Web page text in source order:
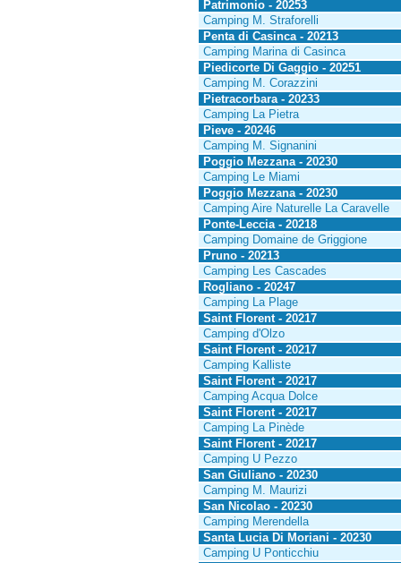
Patrimonio - 20253
Camping M. Straforelli
Penta di Casinca - 20213
Camping Marina di Casinca
Piedicorte Di Gaggio - 20251
Camping M. Corazzini
Pietracorbara - 20233
Camping La Pietra
Pieve - 20246
Camping M. Signanini
Poggio Mezzana - 20230
Camping Le Miami
Poggio Mezzana - 20230
Camping Aire Naturelle La Caravelle
Ponte-Leccia - 20218
Camping Domaine de Griggione
Pruno - 20213
Camping Les Cascades
Rogliano - 20247
Camping La Plage
Saint Florent - 20217
Camping d'Olzo
Saint Florent - 20217
Camping Kalliste
Saint Florent - 20217
Camping Acqua Dolce
Saint Florent - 20217
Camping La Pinède
Saint Florent - 20217
Camping U Pezzo
San Giuliano - 20230
Camping M. Maurizi
San Nicolao - 20230
Camping Merendella
Santa Lucia Di Moriani - 20230
Camping U Ponticchiu